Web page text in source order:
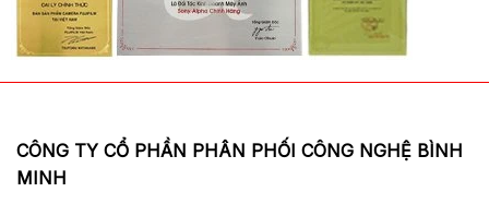
CÔNG TY CỔ PHẦN PHÂN PHỐI CÔNG NGHỆ BÌNH
MINH